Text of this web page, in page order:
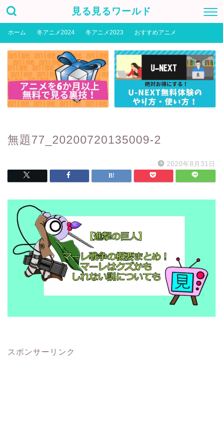
見る見るワールド
ホーム 冬アニメ2024 冬アニメ2023 おすすめアニメ
無題77_20200720135009-2
2020年8月31日
スポンサーリンク